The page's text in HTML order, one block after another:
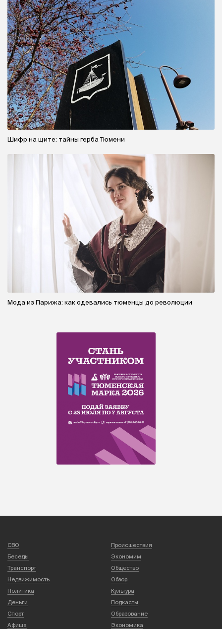
Шифр на щите: тайны герба Тюмени
Мода из Парижа: как одевались тюменцы до революции
СВО
Происшествия
Беседы
Экономим
Транспорт
Общество
Недвижимость
Обзор
Политика
Культура
Деньги
Подкасты
Спорт
Образование
Афиша
Экономика